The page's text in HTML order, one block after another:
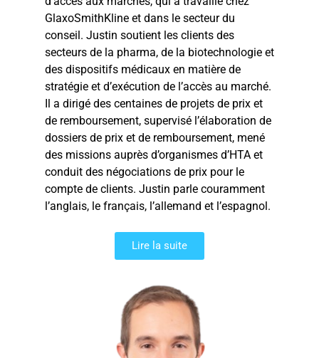
GlaxoSmithKline et dans le secteur du
conseil. Justin soutient les clients des
secteurs de la pharma, de la biotechnologie et
des dispositifs médicaux en matière de
stratégie et d’exécution de l’accès au marché.
Il a dirigé des centaines de projets de prix et
de remboursement, supervisé l’élaboration de
dossiers de prix et de remboursement, mené
des missions auprès d’organismes d’HTA et
conduit des négociations de prix pour le
compte de clients. Justin parle couramment
l’anglais, le français, l’allemand et l’espagnol.
Lire la suite